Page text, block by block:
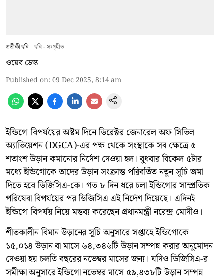
প্রতীকী ছবি ছবি - সংগৃহীত
ওয়েব ডেস্ক
Published on:09 Dec 2025, 8:14 am
ইন্ডিগো বিপর্যয়ের অষ্টম দিনে ডিরেক্টর জেনারেল অফ সিভিল
অ্যাভিয়েশন (DGCA)-এর পক্ষ থেকে সংস্থাকে সব ক্ষেত্রে ৫
শতাংশ উড়ান কমানোর নির্দেশ দেওয়া হল। বুধবার বিকেল ৫টার
মধ্যে ইন্ডিগোকে তাদের উড়ান সংক্রান্ত পরিবর্তিত নতুন সূচি জমা
দিতে হবে ডিজিসিএ-কে। গত ৮ দিন ধরে চলা ইন্ডিগোর সাম্প্রতিক
পরিষেবা বিপর্যয়ের পর ডিজিসিএ এই নির্দেশ দিয়েছে। এদিনই
ইন্ডিগো বিপর্যয় নিয়ে মন্তব্য করেছেন প্রধানমন্ত্রী নরেন্দ্র মোদীও।
শীতকালীন বিমান উড়ানের সূচি অনুসারে সপ্তাহে ইন্ডিগোকে
১৫,০১৪ উড়ান বা মাসে ৬৪,৩৪৬টি উড়ান সম্পন্ন করার অনুমোদন
দেওয়া হয় চলতি বছরের নভেম্বর মাসের জন্য। যদিও ডিজিসিএ-র
সমীক্ষা অনুসারে ইন্ডিগো নভেম্বর মাসে ৫৯,৪৩৮টি উড়ান সম্পন্ন